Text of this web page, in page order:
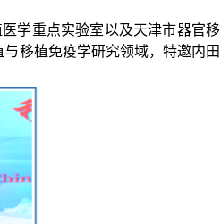
学重点实验室以及天津市器官移
移植免疫学研究领域，特邀内田